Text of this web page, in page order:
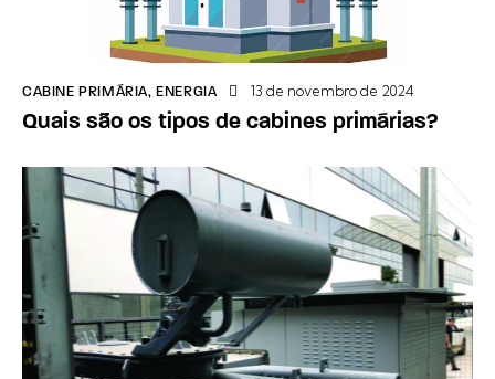
CABINE PRIMÁRIA,ENERGIA 13 de novembro de 2024
Quais são os tipos de cabines primárias?